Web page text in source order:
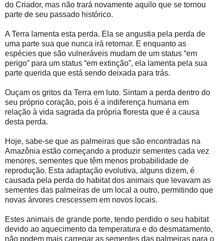
do Criador, mas não trará novamente aquilo que se tornou
parte de seu passado histórico.
A Terra lamenta esta perda. Ela se angustia pela perda de
uma parte sua que nunca irá retornar. E enquanto as
espécies que são vulneráveis mudam de um status “em
perigo” para um status “em extinção”, ela lamenta pela sua
parte querida que está sendo deixada para trás.
Ouçam os gritos da Terra em luto. Sintam a perda dentro do
seu próprio coração, pois é a indiferença humana em
relação à vida sagrada da própria floresta que é a causa
desta perda.
Hoje, sabe-se que as palmeiras que são encontradas na
Amazônia estão começando a produzir sementes cada vez
menores, sementes que têm menos probabilidade de
reprodução. Esta adaptação evolutiva, alguns dizem, é
causada pela perda do habitat dos animais que levavam as
sementes das palmeiras de um local a outro, permitindo que
novas árvores crescessem em novos locais.
Estes animais de grande porte, tendo perdido o seu habitat
devido ao aquecimento da temperatura e do desmatamento,
não podem mais carregar as sementes das palmeiras para o